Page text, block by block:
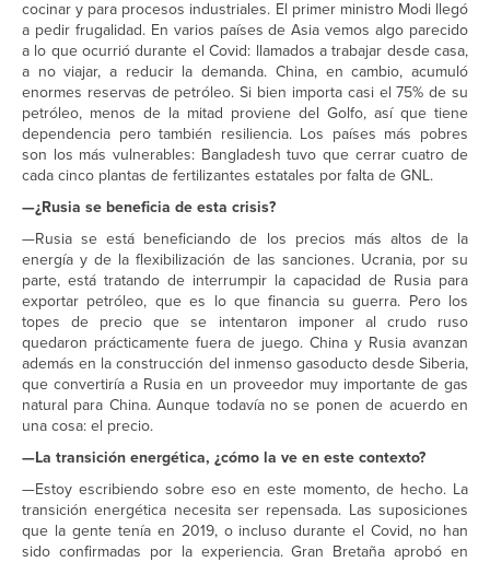
cocinar y para procesos industriales. El primer ministro Modi llegó
a pedir frugalidad. En varios países de Asia vemos algo parecido
a lo que ocurrió durante el Covid: llamados a trabajar desde casa,
a no viajar, a reducir la demanda. China, en cambio, acumuló
enormes reservas de petróleo. Si bien importa casi el 75% de su
petróleo, menos de la mitad proviene del Golfo, así que tiene
dependencia pero también resiliencia. Los países más pobres
son los más vulnerables: Bangladesh tuvo que cerrar cuatro de
cada cinco plantas de fertilizantes estatales por falta de GNL.
—¿Rusia se beneficia de esta crisis?
—Rusia se está beneficiando de los precios más altos de la
energía y de la flexibilización de las sanciones. Ucrania, por su
parte, está tratando de interrumpir la capacidad de Rusia para
exportar petróleo, que es lo que financia su guerra. Pero los
topes de precio que se intentaron imponer al crudo ruso
quedaron prácticamente fuera de juego. China y Rusia avanzan
además en la construcción del inmenso gasoducto desde Siberia,
que convertiría a Rusia en un proveedor muy importante de gas
natural para China. Aunque todavía no se ponen de acuerdo en
una cosa: el precio.
—La transición energética, ¿cómo la ve en este contexto?
—Estoy escribiendo sobre eso en este momento, de hecho. La
transición energética necesita ser repensada. Las suposiciones
que la gente tenía en 2019, o incluso durante el Covid, no han
sido confirmadas por la experiencia. Gran Bretaña aprobó en